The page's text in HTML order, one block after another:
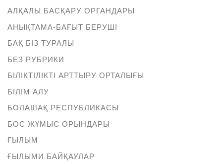
АЛҚАЛЫ БАСҚАРУ ОРГАНДАРЫ
АНЫҚТАМА-БАҒЫТ БЕРУШІ
БАҚ БІЗ ТУРАЛЫ
БЕЗ РУБРИКИ
БІЛІКТІЛІКТІ АРТТЫРУ ОРТАЛЫҒЫ
БІЛІМ АЛУ
БОЛАШАҚ РЕСПУБЛИКАСЫ
БОС ЖҰМЫС ОРЫНДАРЫ
ҒЫЛЫМ
ҒЫЛЫМИ БАЙҚАУЛАР